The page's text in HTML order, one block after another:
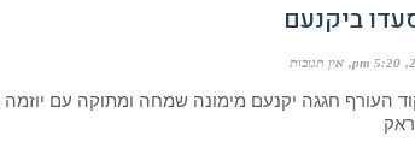
ביקנעם
5:20 pm אין תגובות
העורף חגגה יקנעם מימונה שמחה ומתוקה עם